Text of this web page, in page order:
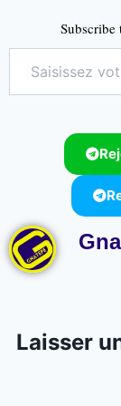
Subscribe
Laisser